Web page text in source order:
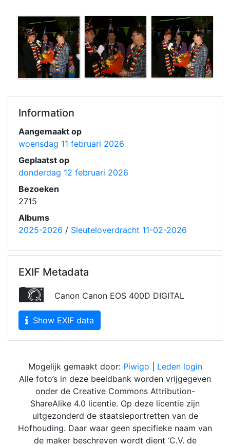
Information
Aangemaakt op
woensdag 11 februari 2026
Geplaatst op
donderdag 12 februari 2026
Bezoeken
2715
Albums
2025-2026 / Sleuteloverdracht 11-02-2026
EXIF Metadata
Canon Canon EOS 400D DIGITAL
Show EXIF data
Mogelijk gemaakt door: Piwigo
Leden login
Alle foto’s in deze beeldbank worden vrijgegeven
onder de Creative Commons Attribution-
ShareAlike 4.0 licentie. Op deze licentie zijn
uitgezonderd de staatsieportretten van de
Hofhouding. Daar waar geen specifieke naam van
de maker beschreven wordt dient ‘C.V. de